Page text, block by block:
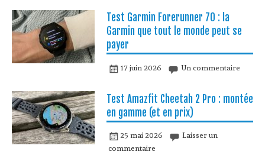
Test Garmin Forerunner 70 : la
Garmin que tout le monde peut se
payer
17 juin 2026 Un commentaire
Test Amazfit Cheetah 2 Pro : montée
en gamme (et en prix)
25 mai 2026
Laisser un
commentaire